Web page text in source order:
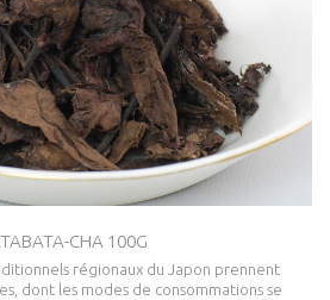
CHA 100G
régionaux du Japon prennent
dont les modes de consommations se